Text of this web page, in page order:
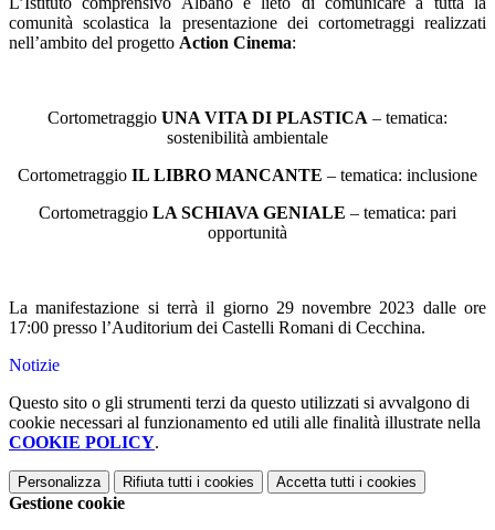
comunità scolastica la presentazione dei cortometraggi realizzati
nell’ambito del progetto Action Cinema:
Cortometraggio UNA VITA DI PLASTICA – tematica:
sostenibilità ambientale
Cortometraggio IL LIBRO MANCANTE – tematica: inclusione
Cortometraggio LA SCHIAVA GENIALE – tematica: pari
opportunità
La manifestazione si terrà il giorno 29 novembre 2023 dalle ore
17:00 presso l’Auditorium dei Castelli Romani di Cecchina.
Notizie
Questo sito o gli strumenti terzi da questo utilizzati si avvalgono di
cookie necessari al funzionamento ed utili alle finalità illustrate nella
COOKIE POLICY.
Personalizza Rifiuta tutti i cookies Accetta tutti i cookies
Gestione cookie